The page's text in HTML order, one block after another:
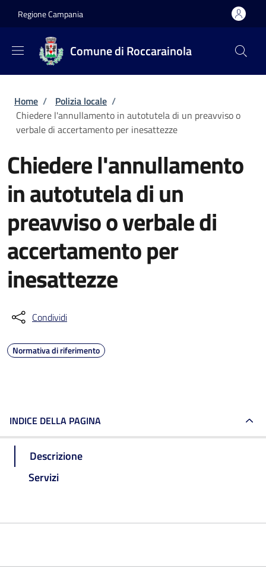
Regione Campania
Comune di Roccarainola
Briciole di pane
Home / Polizia locale /
Chiedere l'annullamento in autotutela di un preavviso o
verbale di accertamento per inesattezze
Chiedere l'annullamento
in autotutela di un
preavviso o verbale di
accertamento per
inesattezze
Condividi
Normativa di riferimento
INDICE DELLA PAGINA
Descrizione
Servizi